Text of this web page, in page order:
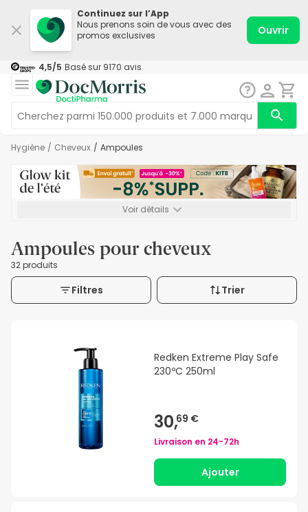
Continuez sur l’App
Nous prenons soin de vous avec des
promos exclusives
Ouvrir
4,5/5 Basé sur 9170 avis
Hygiène / Cheveux / Ampoules
Voir détails
Ampoules pour cheveux
32 produits
Filtres Trier
Redken Extreme Play Safe
230ºC 250ml
30,69 €
Livraison en 24-72h
Ajouter